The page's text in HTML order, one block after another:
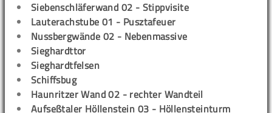
Siebenschläferwand 02 - Stippvisite
Lauterachstube 01 - Pusztafeuer
Nussbergwände 02 - Nebenmassive
Sieghardttor
Sieghardtfelsen
Schiffsbug
Haunritzer Wand 02 - rechter Wandteil
Aufseßtaler Höllenstein 03 - Höllensteinturm